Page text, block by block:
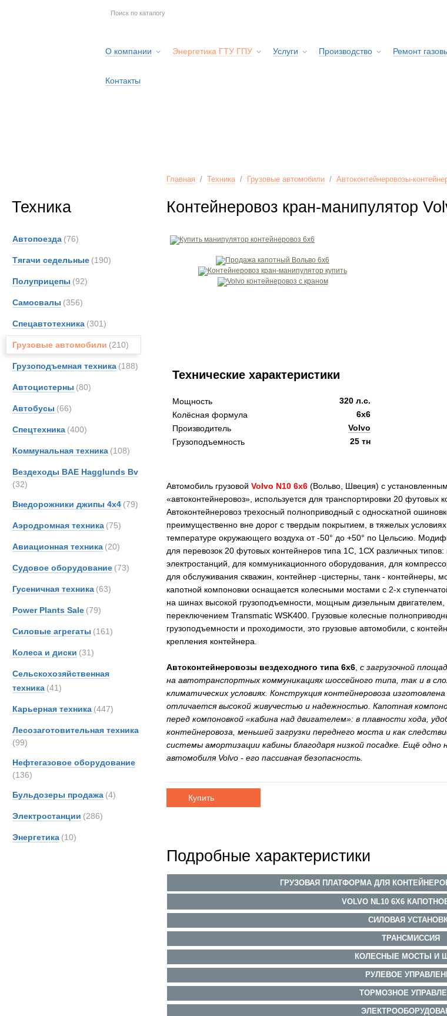
О компании Энергетика ГТУ ГПУ Услуги Производство Ремонт
Контакты
Техника
Автопоезда (76)
Тягачи седельные (190)
Полуприцепы (92)
Самосвалы (356)
Спецавтотехника (301)
Грузовые автомобили (210)
Грузоподъемная техника (188)
Автоцистерны (80)
Автобусы (66)
Спецтехника (400)
Коммунальная техника (108)
Вездеходы BAE Hagglunds Bv
(32)
Внедорожники джипы 4х4 (79)
Аэродромная техника (75)
Авиационная техника (20)
Судовое оборудование (73)
Гусеничная техника (63)
Power Plants Sale (79)
Силовые агрегаты (161)
Колеса и диски (31)
Сельскохозяйственная
техника (41)
Карьерная техника (447)
Лесозаготовительная техника
(99)
Нефтегазовое оборудование
(136)
Бульдозеры продажа (4)
Электростанции (286)
Энергетика (10)
Главная / Техника/ Грузовые автомобили / Автоконтейнеровозы-
Контейнеровоз кран-манипулятор
Технические характеристики
Мощность
320 л.с.
Колёсная формула
6x6
Производитель
Volvo
Грузоподъемность
25 тн
Автомобиль грузовой Volvo N10 6x6 (Вольво, Швеция) с
«автоконтейнеровоз», используется для транспортировки 20 футовых
Автоконтейнеровоз трехосный полноприводный с односкатной
преимущественно вне дорог с твердым покрытием, в тяжелых
температуре окружающего воздуха от -50° до +50° по Цельсию.
для перевозок 20 футовых контейнеров типа 1С, 1СХ различных
электростанций, для коммуникационного оборудования, для
для обслуживания скважин, контейнер -цистерны, танк - контейнеры,
капотной компоновки оснащается колесными мостами с 2-х
на шинах высокой грузоподъемности, мощным дизельным двигателем,
переключением Transmatic WSK400. Грузовые колесные
грузоподъемности и проходимости, это грузовые автомобили, с
крепления контейнера.
Автоконтейнеровозы вездеходного типа 6х6 с загрузочной
на автотранспортных коммуникациях шоссейного типа, так и в
климатических условиях. Конструкция контейнеровоза
отличается высокой живучестью и надежностью. Капотная
перед компоновкой «кабина над двигателем»: в плавности хода,
контейнеровоза, меньшей загрузки переднего моста и как
системы амортизации кабины благодаря низкой посадке. Ещё
автомобиля Volvo - его пассивная безопасность.
Купить
Подробные характеристики
ГРУЗОВАЯ ПЛАТФОРМА ДЛЯ
VOLVO NL10 6X6
СИЛОВАЯ
ТРАНСМИССИЯ
КОЛЕСНЫЕ МОСТЫ И
РУЛЕВОЕ
ТОРМОЗНОЕ